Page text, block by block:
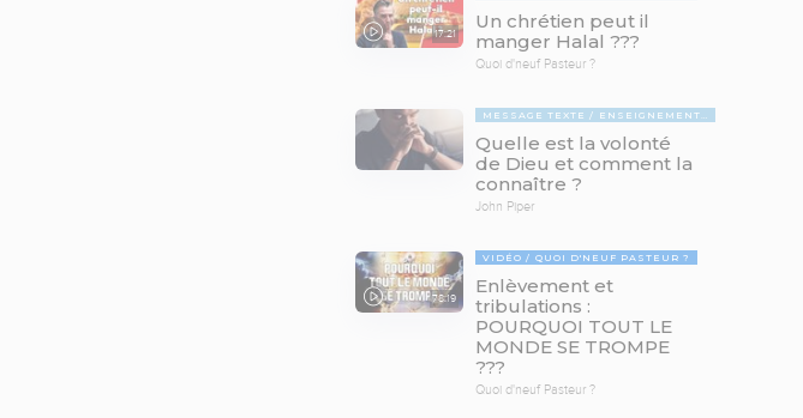
17:21
Un chrétien peut il
manger Halal ???
Quoi d'neuf Pasteur ?
MESSAGE TEXTE ENSEIGNEMENTS BIBLIQUES
Quelle est la volonté
de Dieu et comment la
connaître ?
John Piper
78:19
VIDÉO QUOI D'NEUF PASTEUR ?
Enlèvement et
tribulations :
POURQUOI TOUT LE
MONDE SE TROMPE
???
Quoi d'neuf Pasteur ?